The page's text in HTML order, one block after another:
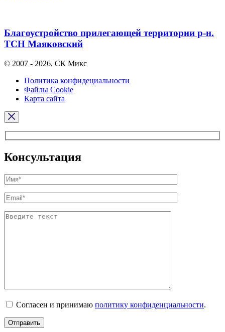
Благоустройство прилегающей территории р-н.
ТСН Маяковский
© 2007 - 2026, СК Микс
Политика конфидециальности
Файлы Cookie
Карта сайта
Консультация
Согласен и принимаю политику конфиденциальности.